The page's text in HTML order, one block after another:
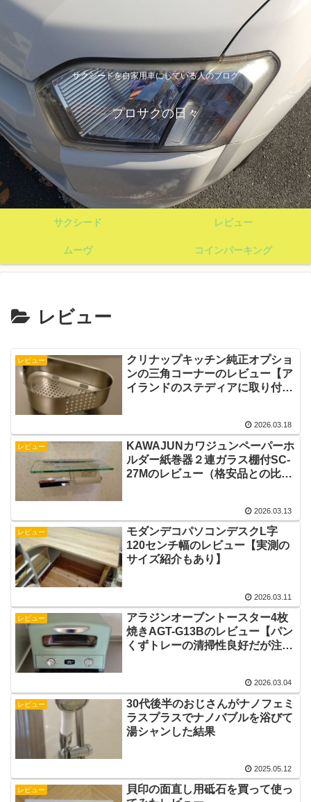
サクシードを自家用車にしている人のブログ
プロサクの日々
サクシード レビュー
ムーヴ コインパーキング
レビュー
レビュー
クリナップキッチン純正オプショ
ンの三角コーナーのレビュー【ア
イランドのステディアに取り付け
2026.03.18
レビュー
KAWAJUNカワジュンペーパーホ
ルダー紙巻器２連ガラス棚付SC-
27Mのレビュー（格安品との比較
2026.03.13
レビュー
モダンデコパソコンデスクL字
120センチ幅のレビュー【実測の
サイズ紹介もあり】
2026.03.11
レビュー
アラジンオーブントースター4枚
焼きAGT-G13Bのレビュー【パン
くずトレーの清掃性良好だが注意
2026.03.04
レビュー
30代後半のおじさんがナノフェミ
ラスプラスでナノバブルを浴びて
湯シャンした結果
2025.05.12
レビュー
貝印の面直し用砥石を買って使っ